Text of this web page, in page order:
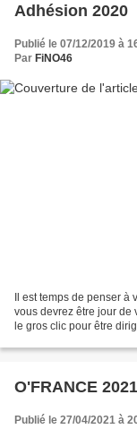
Adhésion 2020
Publié le 07/12/2019 à
Par FiNO46
Il est temps de penser
vous devrez être jour de
le gros clic pour être
O'FRANCE
Publié le 27/04/2021 à